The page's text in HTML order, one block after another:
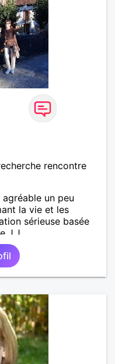
rencontre
un peu
la vie et les
sérieuse basée
J.J